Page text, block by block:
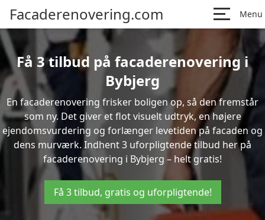
Facaderenovering.com Menu
Få 3 tilbud på facaderenovering i
Bybjerg
En facaderenovering frisker boligen op, så den fremstår
som ny. Det giver et flot visuelt udtryk, en højere
ejendomsvurdering og forlænger levetiden på facaden og
dens murværk. Indhent 3 uforpligtende tilbud her på
facaderenovering i Bybjerg – helt gratis!
Få 3 tilbud, gratis og uforpligtende!